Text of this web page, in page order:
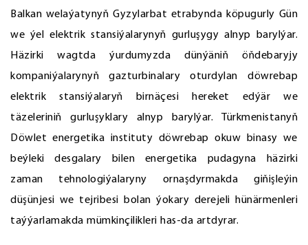
Balkan welaýatynyň Gyzylarbat etrabynda köpugurly Gün
we ýel elektrik stansiýalarynyň gurluşygy alnyp barylýar.
Häzirki wagtda ýurdumyzda dünýäniň öňdebaryjy
kompaniýalarynyň gazturbinalary oturdylan döwrebap
elektrik stansiýalaryň birnäçesi hereket edýär we
täzeleriniň gurluşyklary alnyp barylýar. Türkmenistanyň
Döwlet energetika instituty döwrebap okuw binasy we
beýleki desgalary bilen energetika pudagyna häzirki
zaman tehnologiýalaryny ornaşdyrmakda giňişleýin
düşünjesi we tejribesi bolan ýokary derejeli hünärmenleri
taýýarlamakda mümkinçilikleri has-da artdyrar.